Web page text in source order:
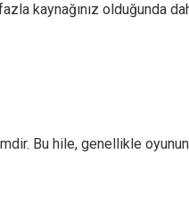
kaynağınız olduğunda
Bu hile, genellikle